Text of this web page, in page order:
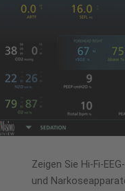
Zeigen Sie Hi-Fi-
und